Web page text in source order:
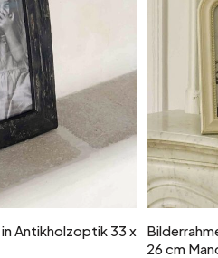
Antikholzoptik 33 x
26 cm